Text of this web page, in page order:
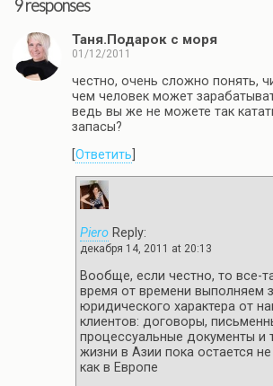
9 responses
Таня.Подарок с моря
01/12/2011
честно, очень сложно понять,
чем человек может
ведь вы же не можете так
запасы?
Ответить
Piero Reply:
декабря 14, 2011 at 20:13
Вообще, если честно, то все-
время от времени выполняем
юридического характера от
клиентов: договоры,
процессуальные документы и
жизни в Азии пока остается
как в Европе